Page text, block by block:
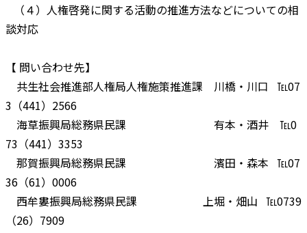
（４）人権啓発に関する活動の推進方法などについての相
談対応
【 問い合わせ先】
共生社会推進部人権局人権施策推進課 川橋・川口 ℡07
3（441）2566
海草振興局総務県民課 有本・酒井 ℡0
73（441）3353
那賀振興局総務県民課 濱田・森本 ℡07
36（61）0006
西牟婁振興局総務県民課 上堀・畑山 ℡0739
（26）7909